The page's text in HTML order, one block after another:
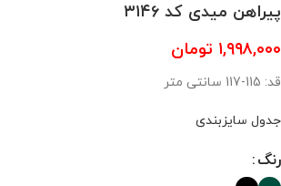
پیراهن میدی کد ۳۱۴۶
۱,۹۹۸,۰۰۰ تومان
قد: 115-117 سانتی متر
جدول سایزبندی
رنگ